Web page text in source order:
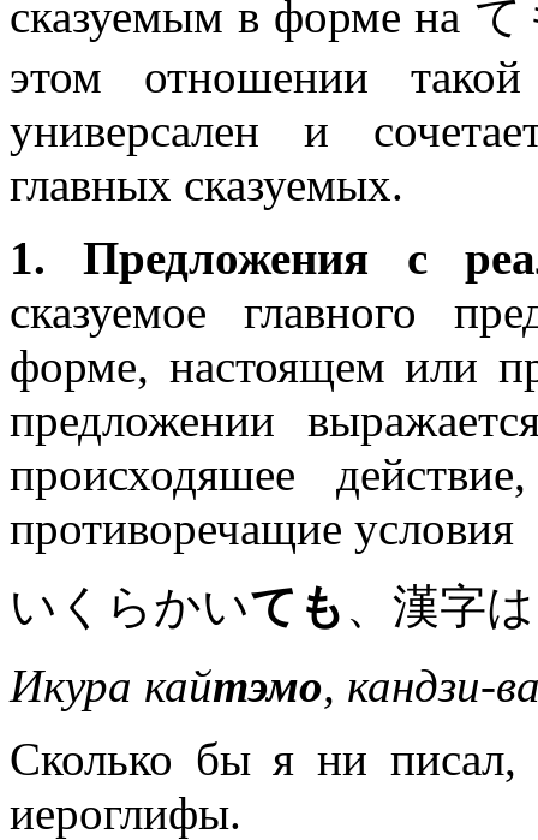
сказуемым в форме на
этом отношении
универсален и
главных сказуемых.
1. Предложения с
сказуемое главного
форме, настоящем или
предложении
происходяшее
противоречащие
いくらかいても 、漢字
Икура кайтэмо, кандзи-
Сколько бы я ни писал,
иероглифы.